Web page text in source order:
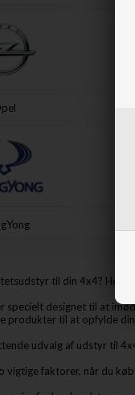
til din 4x4? Hos
specielt designet til at
produkter til at opfylde
udvalg af udstyr til
vigtige faktorer, når du